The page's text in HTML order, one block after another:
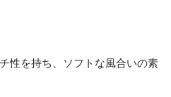
性を持ち、ソフトな風合いの素